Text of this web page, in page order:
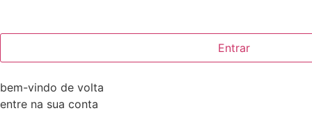
Entrar
bem-vindo de volta
entre na sua conta